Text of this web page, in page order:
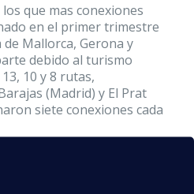
los que mas conexiones
en el primer trimestre
Mallorca, Gerona y
debido al turismo
10 y 8 rutas,
(Madrid) y El Prat
siete conexiones cada